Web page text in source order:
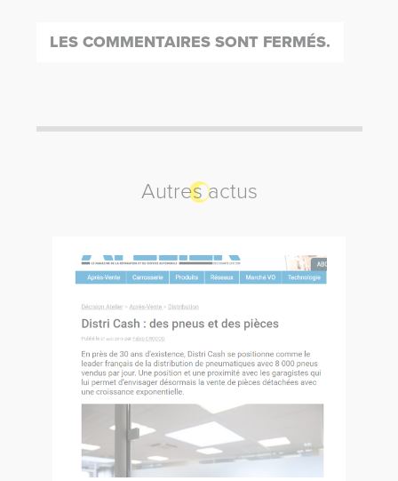
LES COMMENTAIRES SONT FERMÉS.
Autres actus